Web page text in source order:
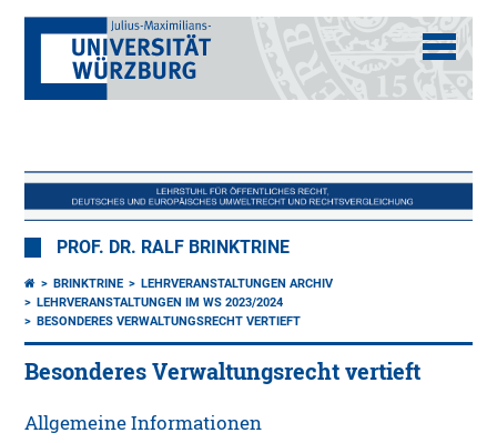
PROF. DR. RALF BRINKTRINE
BRINKTRINE
LEHRVERANSTALTUNGEN ARCHIV
LEHRVERANSTALTUNGEN IM WS 2023/2024
BESONDERES VERWALTUNGSRECHT VERTIEFT
Besonderes Verwaltungsrecht vertieft
Allgemeine Informationen